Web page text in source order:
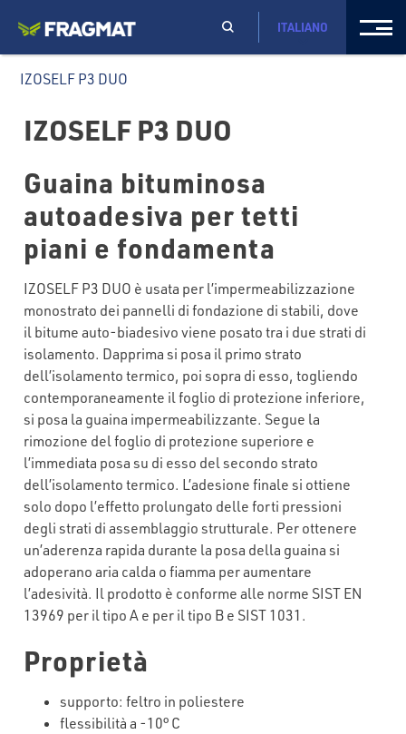
ITALIANO
IZOSELF P3 DUO
IZOSELF P3 DUO
Guaina bituminosa
autoadesiva per tetti
piani e fondamenta
IZOSELF P3 DUO è usata per l’impermeabilizzazione
monostrato dei pannelli di fondazione di stabili, dove
il bitume auto-biadesivo viene posato tra i due strati di
isolamento. Dapprima si posa il primo strato
dell’isolamento termico, poi sopra di esso, togliendo
contemporaneamente il foglio di protezione inferiore,
si posa la guaina impermeabilizzante. Segue la
rimozione del foglio di protezione superiore e
l’immediata posa su di esso del secondo strato
dell’isolamento termico. L’adesione finale si ottiene
solo dopo l’effetto prolungato delle forti pressioni
degli strati di assemblaggio strutturale. Per ottenere
un’aderenza rapida durante la posa della guaina si
adoperano aria calda o fiamma per aumentare
l’adesività. Il prodotto è conforme alle norme SIST EN
13969 per il tipo A e per il tipo B e SIST 1031.
Proprietà
supporto: feltro in poliestere
flessibilità a -10° C